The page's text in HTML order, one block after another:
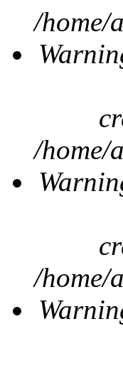
/home/
/home/
/home/